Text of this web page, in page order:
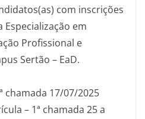
com inscrições
em
Profissional e
Sertão – EaD.
chamada 17/07/2025
– 1ª chamada 25 a